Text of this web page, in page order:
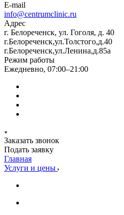
E-mail
info@centrumclinic.ru
Адрес
г. Белореченск, ул. Гоголя, д. 40
г.Белореченск,ул.Толстого,д.40
г.Белореченск,ул.Ленина,д.85а
Режим работы
Ежедневно, 07:00–21:00
Заказать звонок
Подать заявку
Главная
Услуги и цены